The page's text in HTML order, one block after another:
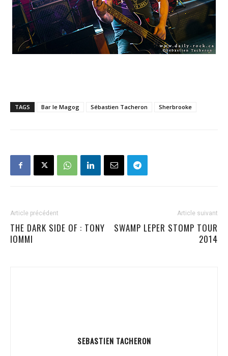
TAGS Bar le Magog Sébastien Tacheron Sherbrooke
Article précédent
THE DARK SIDE OF : TONY
IOMMI
Article suivant
SWAMP LEPER STOMP TOUR
2014
SEBASTIEN TACHERON